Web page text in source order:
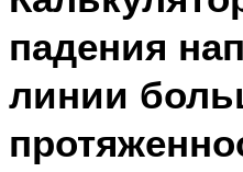
падения
линии